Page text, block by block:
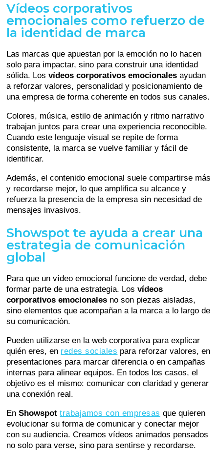
Vídeos corporativos
emocionales como refuerzo de
la identidad de marca
Las marcas que apuestan por la emoción no lo hacen
solo para impactar, sino para construir una identidad
sólida. Losvídeos corporativos emocionales ayudan
a reforzar valores, personalidad y posicionamiento de
una empresa de forma coherente en todos sus canales.
Colores, música, estilo de animación y ritmo narrativo
trabajan juntos para crear una experiencia reconocible.
Cuando este lenguaje visual se repite de forma
consistente, la marca se vuelve familiar y fácil de
identificar.
Además, el contenido emocional suele compartirse más
y recordarse mejor, lo que amplifica su alcance y
refuerza la presencia de la empresa sin necesidad de
mensajes invasivos.
Showspot te ayuda a crear una
estrategia de comunicación
global
Para que un vídeo emocional funcione de verdad, debe
formar parte de una estrategia. Losvídeos
corporativos emocionales no son piezas aisladas,
sino elementos que acompañan a la marca a lo largo de
su comunicación.
Pueden utilizarse en la web corporativa para explicar
quién eres, en redes sociales para reforzar valores, en
presentaciones para marcar diferencia o en campañas
internas para alinear equipos. En todos los casos, el
objetivo es el mismo: comunicar con claridad y generar
una conexión real.
EnShowspot trabajamos con empresas que quieren
evolucionar su forma de comunicar y conectar mejor
con su audiencia. Creamos vídeos animados pensados
no solo para verse, sino para sentirse y recordarse.